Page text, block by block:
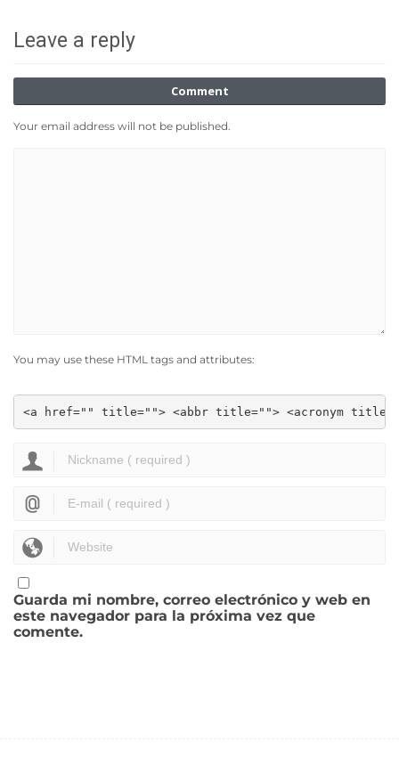
Leave a reply
Comment
Your email address will not be published.
You may use these HTML tags and attributes:
<a href="" title=""> <abbr title=""> <acronym
Guarda mi nombre, correo electrónico y web en
este navegador para la próxima vez que
comente.